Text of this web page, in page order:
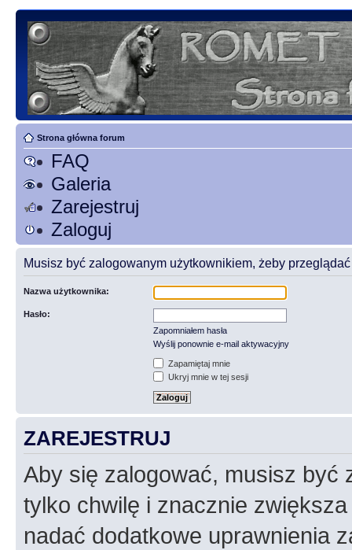
Strona główna forum
FAQ
Galeria
Zarejestruj
Zaloguj
Musisz być zalogowanym użytkownikiem, żeby przeglądać
Nazwa użytkownika:
Hasło:
Zapomniałem hasła
Wyślij ponownie e-mail aktywacyjny
Zapamiętaj mnie
Ukryj mnie w tej sesji
ZAREJESTRUJ
Aby się zalogować, musisz być
tylko chwilę i znacznie
nadać dodatkowe uprawnienia